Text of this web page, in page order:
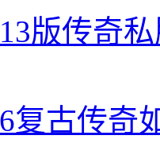
版传奇
复古传奇